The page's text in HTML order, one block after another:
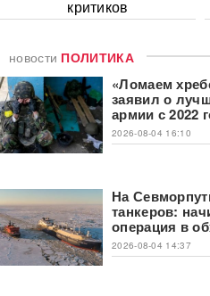
критиков
новости ПОЛИТИКА
«Ломаем
заявил о
армии с 2022
2026-08-04 16:10
На
танкеров:
операция в
2026-08-04 14:37